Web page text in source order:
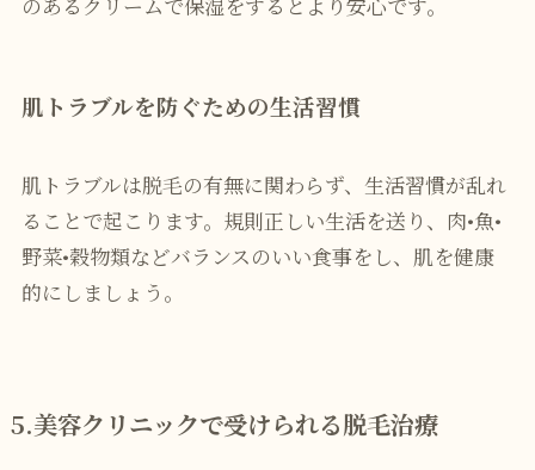
肌トラブルを防ぐための生活習慣
肌トラブルは脱毛の有無に関わらず、生活習慣が乱れ
ることで起こります。規則正しい生活を送り、肉•魚•
野菜•穀物類などバランスのいい食事をし、肌を健康
的にしましょう。
5.美容クリニックで受けられる脱毛治療